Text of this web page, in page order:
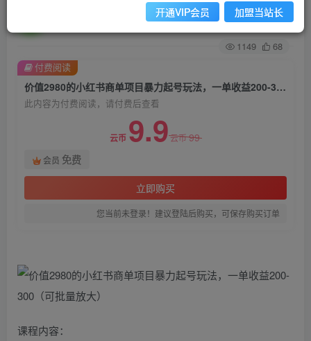
关注 私信
1149 68
价值2980的小红书商单项目暴力起号玩法，一单收益200-300（可批量放大）
此内容为付费阅读，请付费后查看
云币 9.9云币99
会员 免费
立即购买
您当前未登录！建议登陆后购买，可保存购买订单
付费阅读
课程内容：
开通VIP会员 加盟当站长